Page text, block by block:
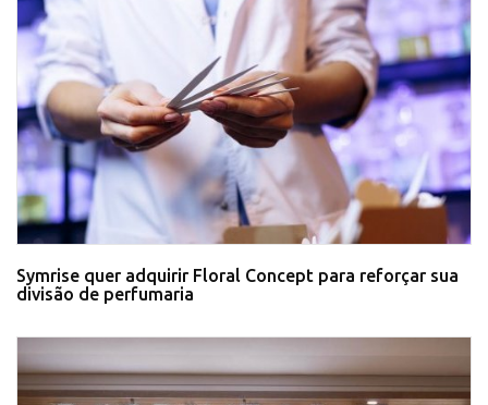
Symrise quer adquirir Floral Concept para reforçar sua
divisão de perfumaria